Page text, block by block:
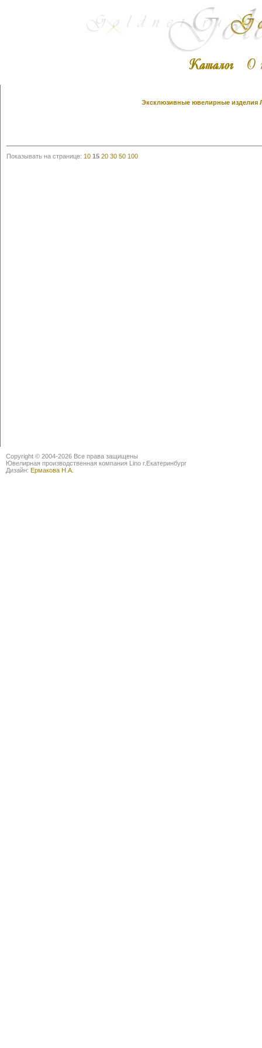
Эксклюзивные ювелирные изделия
Показывать на странице: 10 15 20 30 50 100
Copyright © 2004-2026 Все права защищены
Ювелирная производственная компания Lino г.Екатеринбург
Дизайн: Ермакова Н.А.